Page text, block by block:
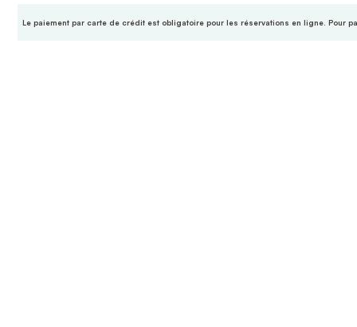
Le paiement par carte de crédit est obligatoire pour les réservations en ligne. Pour